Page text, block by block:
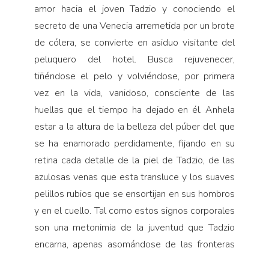
amor hacia el joven Tadzio y conociendo el
secreto de una Venecia arremetida por un brote
de cólera, se convierte en asiduo visitante del
peluquero del hotel. Busca rejuvenecer,
tiñéndose el pelo y volviéndose, por primera
vez en la vida, vanidoso, consciente de las
huellas que el tiempo ha dejado en él. Anhela
estar a la altura de la belleza del púber del que
se ha enamorado perdidamente, fijando en su
retina cada detalle de la piel de Tadzio, de las
azulosas venas que esta transluce y los suaves
pelillos rubios que se ensortijan en sus hombros
y en el cuello. Tal como estos signos corporales
son una metonimia de la juventud que Tadzio
encarna, apenas asomándose de las fronteras